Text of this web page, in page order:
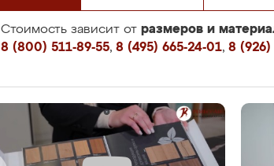
Стоимость зависит от размеров и
8 (800) 511-89-55, 8 (495) 665-24-01, 8 (926)